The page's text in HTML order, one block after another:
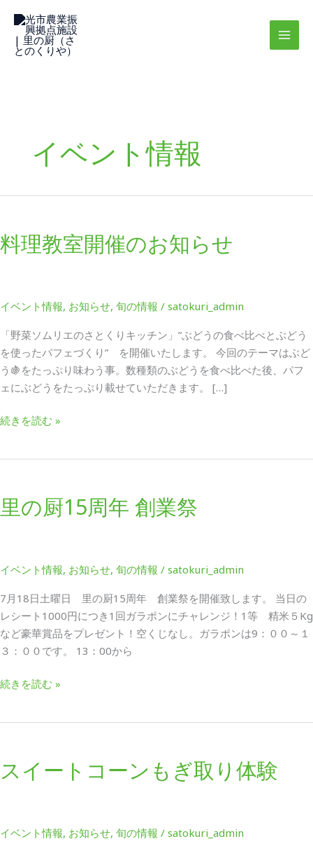
イベント情報
料理教室開催のお知らせ
イベント情報, お知らせ, 旬の情報 / satokuri_admin
「野菜ソムリエのさとくりキッチン」”ぶどうの食べ比べとぶどう
を使ったパフェづくり” を開催いたします。 今回のテーマはぶど
う🍇をたっぷり味わう事。数種類のぶどうを食べ比べた後、パフ
ェにぶどうをたっぷり載せていただきます。 […]
教
室
の
ら
せ
続きを読む »
里の厨15周年 創業祭
イベント情報, お知らせ, 旬の情報 / satokuri_admin
7月18日土曜日 里の厨15周年 創業祭を開催致します。 当日の
レシート1000円につき1回ガラポンにチャレンジ！1等 精米５Kg
など豪華賞品をプレゼント！空くじなし。ガラポンは9：００～１
３：００です。 13：00から
厨
15
創
祭
続きを読む »
スイートコーンもぎ取り体験
イベント情報, お知らせ, 旬の情報 / satokuri_admin
ー
ト
ン